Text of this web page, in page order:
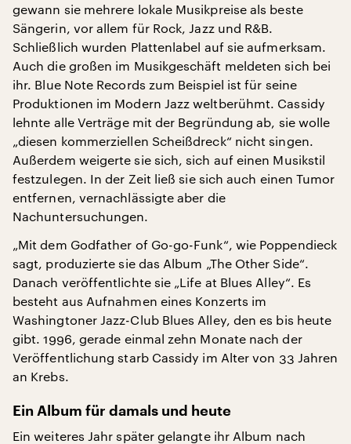
gewann sie mehrere lokale Musikpreise als beste
Sängerin, vor allem für Rock, Jazz und R&B.
Schließlich wurden Plattenlabel auf sie aufmerksam.
Auch die großen im Musikgeschäft meldeten sich bei
ihr. Blue Note Records zum Beispiel ist für seine
Produktionen im Modern Jazz weltberühmt. Cassidy
lehnte alle Verträge mit der Begründung ab, sie wolle
„diesen kommerziellen Scheißdreck“ nicht singen.
Außerdem weigerte sie sich, sich auf einen Musikstil
festzulegen. In der Zeit ließ sie sich auch einen Tumor
entfernen, vernachlässigte aber die
Nachuntersuchungen.
„Mit dem Godfather of Go-go-Funk“, wie Poppendieck
sagt, produzierte sie das Album „The Other Side“.
Danach veröffentlichte sie „Life at Blues Alley“. Es
besteht aus Aufnahmen eines Konzerts im
Washingtoner Jazz-Club Blues Alley, den es bis heute
gibt. 1996, gerade einmal zehn Monate nach der
Veröffentlichung starb Cassidy im Alter von 33 Jahren
an Krebs.
Ein Album für damals und heute
Ein weiteres Jahr später gelangte ihr Album nach